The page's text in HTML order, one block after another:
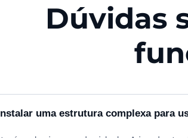
Dúvidas
uma estrutura complexa para